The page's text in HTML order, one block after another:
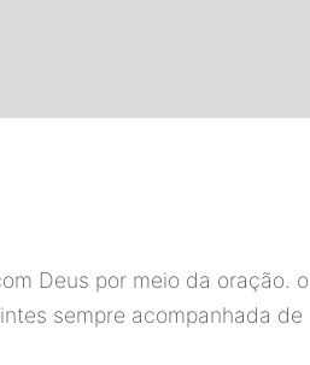
Deus por meio da oração. o
sempre acompanhada de